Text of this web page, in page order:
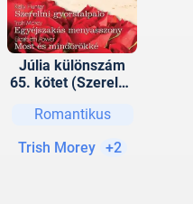
Júlia különszám
65. kötet (Szerelmi
Egyéjszakás
és mindörökké)
Romantikus
Trish Morey
+2